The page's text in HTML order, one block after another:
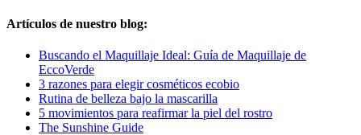
Artículos de nuestro blog:
Buscando el Maquillaje Ideal: Guía de Maquillaje de
EccoVerde
3 razones para elegir cosméticos ecobio
Rutina de belleza bajo la mascarilla
5 movimientos para reafirmar la piel del rostro
The Sunshine Guide